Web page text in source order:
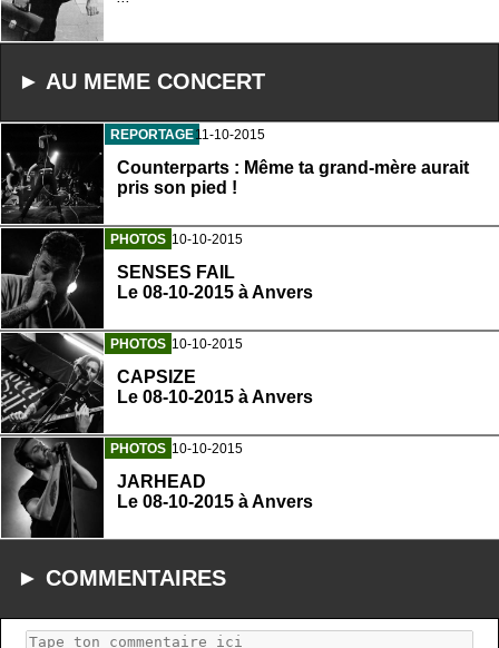
► AU MEME CONCERT
REPORTAGE11-10-2015
Counterparts : Même ta grand-mère aurait
pris son pied !
PHOTOS 10-10-2015
SENSES FAIL
Le 08-10-2015 à Anvers
PHOTOS 10-10-2015
CAPSIZE
Le 08-10-2015 à Anvers
PHOTOS 10-10-2015
JARHEAD
Le 08-10-2015 à Anvers
► COMMENTAIRES